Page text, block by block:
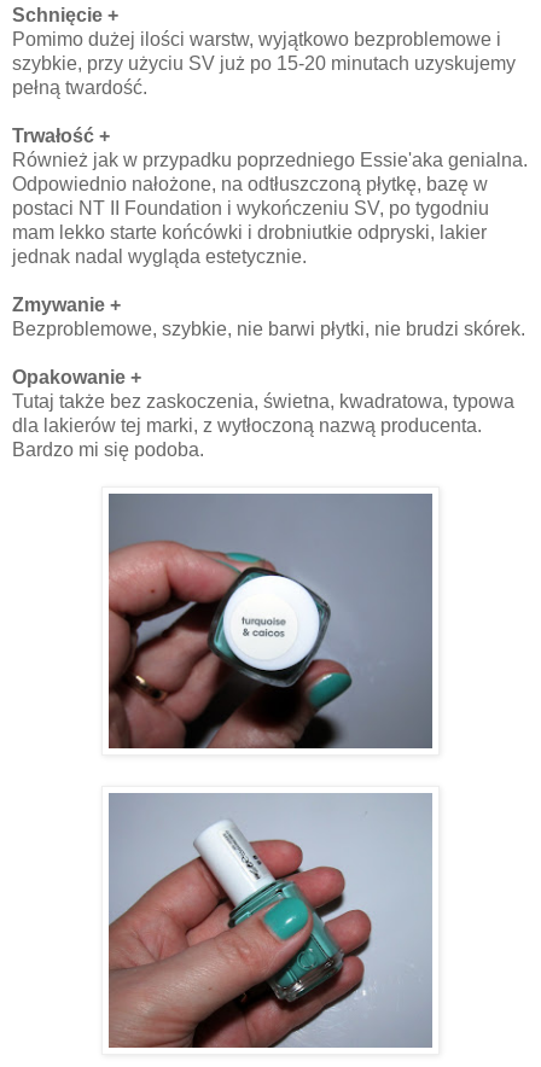
Schnięcie +
Pomimo dużej ilości warstw, wyjątkowo bezproblemowe i
szybkie, przy użyciu SV już po 15-20 minutach uzyskujemy
pełną twardość.
Trwałość +
Również jak w przypadku poprzedniego Essie'aka genialna.
Odpowiednio nałożone, na odtłuszczoną płytkę, bazę w
postaci NT II Foundation i wykończeniu SV, po tygodniu
mam lekko starte końcówki i drobniutkie odpryski, lakier
jednak nadal wygląda estetycznie.
Zmywanie +
Bezproblemowe, szybkie, nie barwi płytki, nie brudzi skórek.
Opakowanie +
Tutaj także bez zaskoczenia, świetna, kwadratowa, typowa
dla lakierów tej marki, z wytłoczoną nazwą producenta.
Bardzo mi się podoba.